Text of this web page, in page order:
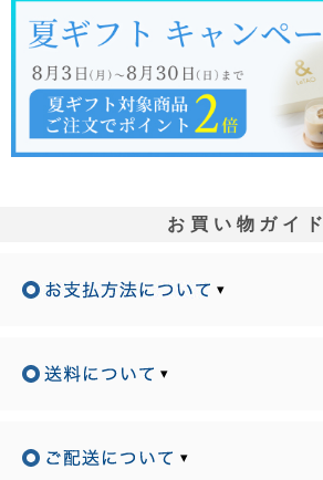
お買い物ガイド
▾
▾
▾